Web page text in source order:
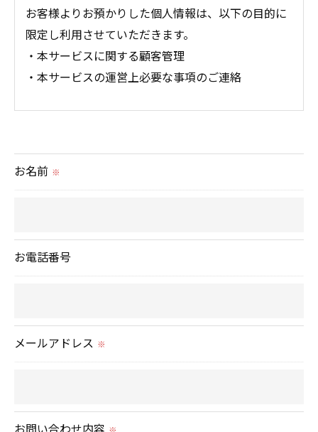
お客様よりお預かりした個人情報は、以下の目的に
限定し利用させていただきます。
・本サービスに関する顧客管理
・本サービスの運営上必要な事項のご連絡
られた場合を除き、
お名前 ※
お電話番号
メールアドレス ※